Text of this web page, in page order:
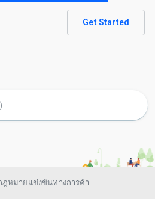
Get Started
ฎหมายแข่งขันทางการค้า